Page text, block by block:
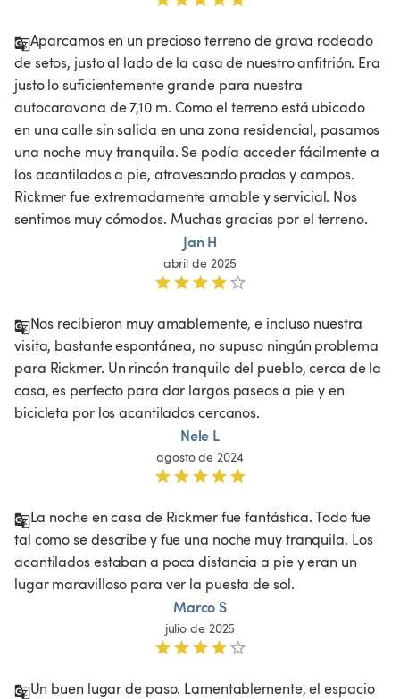
Aparcamos en un precioso terreno de grava rodeado
de setos, justo al lado de la casa de nuestro anfitrión. Era
justo lo suficientemente grande para nuestra
autocaravana de 7,10 m. Como el terreno está ubicado
en una calle sin salida en una zona residencial, pasamos
una noche muy tranquila. Se podía acceder fácilmente a
los acantilados a pie, atravesando prados y campos.
Rickmer fue extremadamente amable y servicial. Nos
sentimos muy cómodos. Muchas gracias por el terreno.
Jan H
abril de 2025
Nos recibieron muy amablemente, e incluso nuestra
visita, bastante espontánea, no supuso ningún problema
para Rickmer. Un rincón tranquilo del pueblo, cerca de la
casa, es perfecto para dar largos paseos a pie y en
bicicleta por los acantilados cercanos.
Nele L
agosto de 2024
La noche en casa de Rickmer fue fantástica. Todo fue
tal como se describe y fue una noche muy tranquila. Los
acantilados estaban a poca distancia a pie y eran un
lugar maravilloso para ver la puesta de sol.
Marco S
julio de 2025
Un buen lugar de paso. Lamentablemente, el espacio